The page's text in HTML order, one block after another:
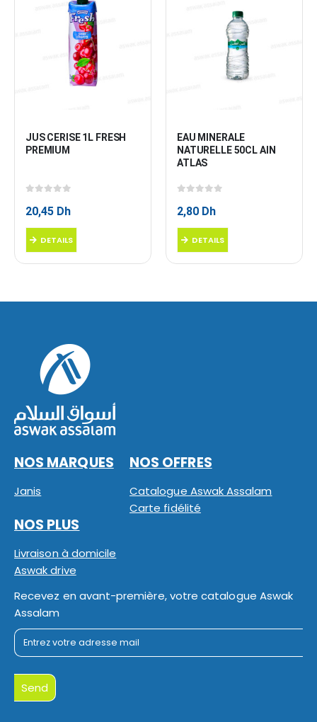
JUS CERISE 1L FRESH
PREMIUM
20,45 Dh
DETAILS
EAU MINERALE
NATURELLE 50CL AIN
ATLAS
2,80 Dh
DETAILS
NOS MARQUES
Janis
NOS OFFRES
Catalogue Aswak Assalam
Carte fidélité
NOS PLUS
Livraison à domicile
Aswak drive
Recevez en avant-première, votre catalogue Aswak
Assalam